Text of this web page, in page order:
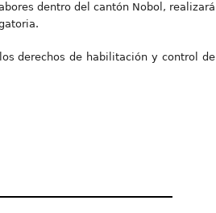
dentro del cantón Nobol, realizará
derechos de habilitación y control de